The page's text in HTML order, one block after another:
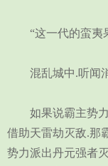
“这一代的蛮夷
混乱城中.听闻消
如果说霸主势力
借助天雷劫灭敌.那
势力派出丹元强者